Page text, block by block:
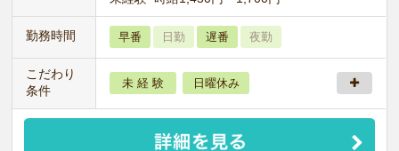
勤務時間 早番 日勤 遅番 夜勤
こだわり
条件
未 経 験 日曜休み